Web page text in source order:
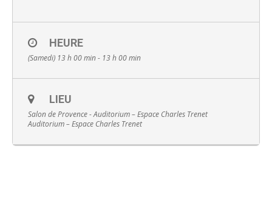
HEURE
(Samedi) 13 h 00 min - 13 h 00 min
LIEU
Salon de Provence - Auditorium – Espace Charles Trenet
Auditorium – Espace Charles Trenet